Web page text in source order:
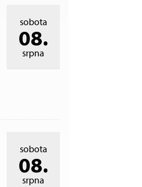
sobota
08.
srpna
sobota
08.
srpna